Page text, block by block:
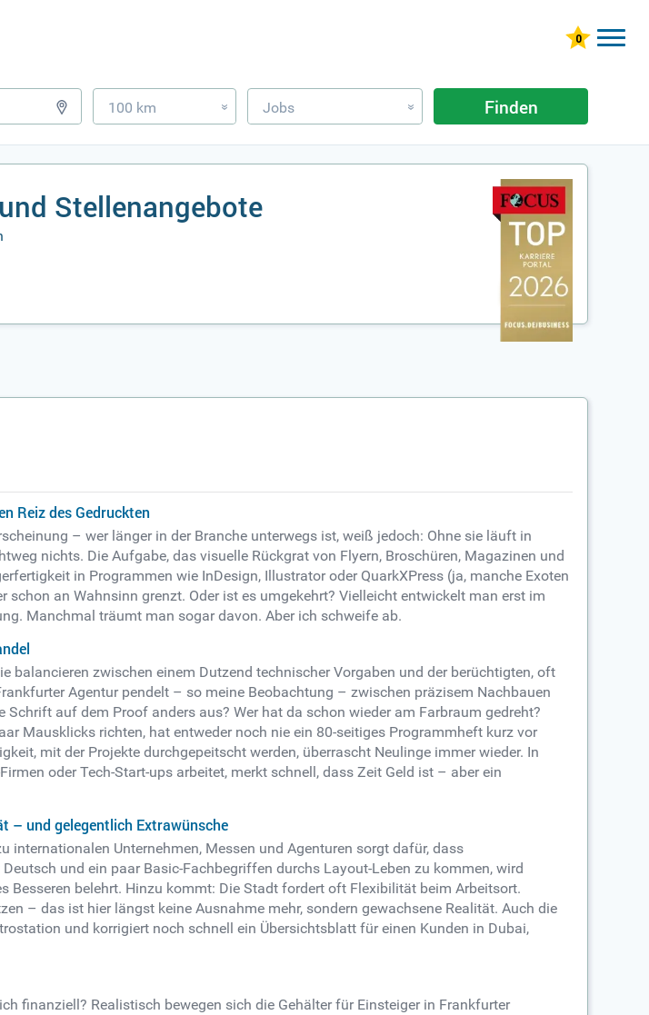
100 km » Jobs » Finden
Stellenangebote
Reiz des Gedruckten
– wer länger in der Branche unterwegs ist, weiß jedoch: Ohne sie läuft in
nichts. Die Aufgabe, das visuelle Rückgrat von Flyern, Broschüren, Magazinen und
in Programmen wie InDesign, Illustrator oder QuarkXPress (ja, manche Exoten
an Wahnsinn grenzt. Oder ist es umgekehrt? Vielleicht entwickelt man erst im
Manchmal träumt man sogar davon. Aber ich schweife ab.
balancieren zwischen einem Dutzend technischer Vorgaben und der berüchtigten, oft
Agentur pendelt – so meine Beobachtung – zwischen präzisem Nachbauen
auf dem Proof anders aus? Wer hat da schon wieder am Farbraum gedreht?
Mausklicks richten, hat entweder noch nie ein 80-seitiges Programmheft kurz vor
mit der Projekte durchgepeitscht werden, überrascht Neulinge immer wieder. In
oder Tech-Start-ups arbeitet, merkt schnell, dass Zeit Geld ist – aber ein
– und gelegentlich Extrawünsche
internationalen Unternehmen, Messen und Agenturen sorgt dafür, dass
und ein paar Basic-Fachbegriffen durchs Layout-Leben zu kommen, wird
belehrt. Hinzu kommt: Die Stadt fordert oft Flexibilität beim Arbeitsort.
– das ist hier längst keine Ausnahme mehr, sondern gewachsene Realität. Auch die
und korrigiert noch schnell ein Übersichtsblatt für einen Kunden in Dubai,
finanziell? Realistisch bewegen sich die Gehälter für Einsteiger in Frankfurter